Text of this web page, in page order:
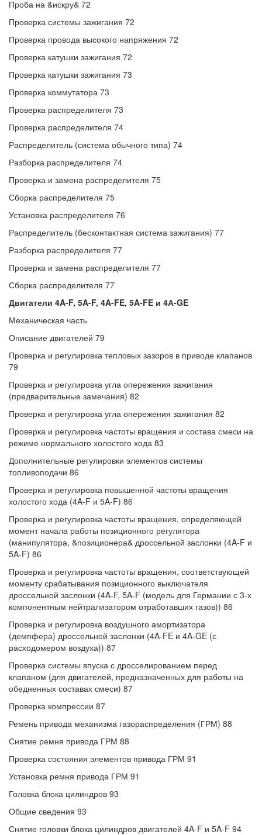
Проба на &искру& 72
Проверка системы зажигания 72
Проверка провода высокого напряжения 72
Проверка катушки зажигания 72
Проверка катушки зажигания 73
Проверка коммутатора 73
Проверка распределителя 73
Проверка распределителя 74
Распределитель (система обычного типа) 74
Разборка распределителя 74
Проверка и замена распределителя 75
Сборка распределителя 75
Установка распределителя 76
Распределитель (бесконтактная система зажигания) 77
Разборка распределителя 77
Проверка и замена распределителя 77
Сборка распределителя 77
Двигатели 4A-F, 5A-F, 4A-FE, 5A-FE и 4А-GE
Механическая часть
Описание двигателей 79
Проверка и регулировка тепловых зазоров в приводе клапанов
79
Проверка и регулировка угла опережения зажигания
(предварительные замечания) 82
Проверка и регулировка угла опережения зажигания 82
Проверка и регулировка частоты вращения и состава смеси на
режиме нормального холостого хода 83
Дополнительные регулировки элементов системы
топливоподачи 86
Проверка и регулировка повышенной частоты вращения
холостого хода (4A-F и 5A-F) 86
Проверка и регулировка частоты вращения, определяющей
момент начала работы позиционного регулятора
(манипулятора, &позиционера& дроссельной заслонки (4A-F и
5A-F) 86
Проверка и регулировка частоты вращения, соответствующей
моменту срабатывания позиционного выключателя
дроссельной заслонки (4A-F, 5A-F (модель для Германии с 3-х
компонентным нейтрализатором отработавших газов)) 86
Проверка и регулировка воздушного амортизатора
(демпфера) дроссельной заслонки (4A-FE и 4A-GE (с
расходомером воздуха)) 87
Проверка системы впуска с дросселированием перед
клапаном (для двигателей, предназначенных для работы на
обедненных составах смеси) 87
Проверка компрессии 87
Ремень привода механизма газораспределения (ГРМ) 88
Снятие ремня привода ГРМ 88
Проверка состояния элементов привода ГРМ 91
Установка ремня привода ГРМ 91
Головка блока цилиндров 93
Общие сведения 93
Снятие головки блока цилиндров двигателей 4A-F и 5A-F 94